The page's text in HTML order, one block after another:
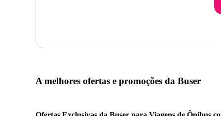
A melhores ofertas e promoções da Buser